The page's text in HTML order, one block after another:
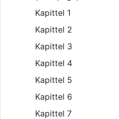
Kapittel 1
Kapittel 2
Kapittel 3
Kapittel 4
Kapittel 5
Kapittel 6
Kapittel 7